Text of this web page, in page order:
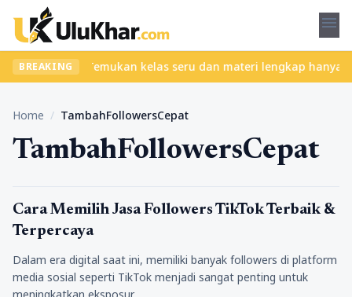
menu
BREAKING
ribet? Temukan kelas seru dan materi lengkap hanya di
Home / TambahFollowersCepat
TambahFollowersCepat
Tips Marketing
Cara Memilih Jasa Followers TikTok Terbaik &
Terpercaya
Dalam era digital saat ini, memiliki banyak followers di platform
media sosial seperti TikTok menjadi sangat penting untuk